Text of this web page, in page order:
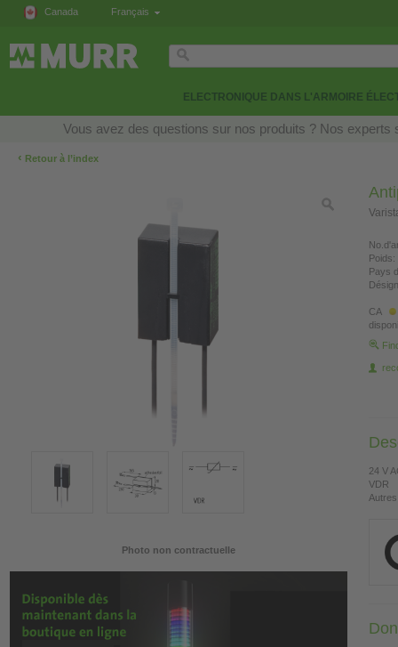
Canada Français
ELECTRONIQUE DANS L'ARMOIRE
Vous avez des questions sur nos produits ? Nos
‹ Retour à l’index
Photo non contractuelle
Poids:
Pays
CA
24 V
VDR